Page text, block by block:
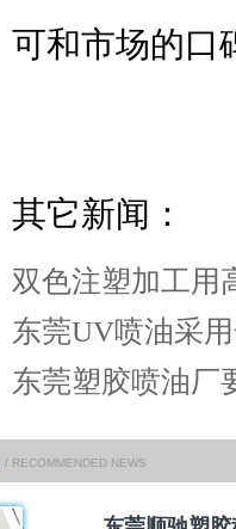
可和市场的口
其它新闻：
双色注塑加工用
东莞UV喷油采
东莞塑胶喷油厂
/ RECOMMENDED NEWS